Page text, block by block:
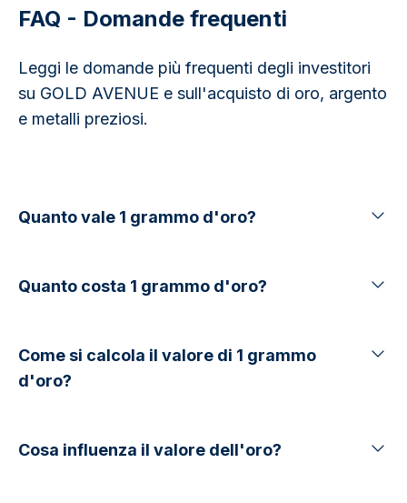
FAQ - Domande frequenti
Leggi le domande più frequenti degli investitori
su GOLD AVENUE e sull'acquisto di oro, argento
e metalli preziosi.
Quanto vale 1 grammo d'oro?
Quanto costa 1 grammo d'oro?
Come si calcola il valore di 1 grammo
d'oro?
Cosa influenza il valore dell'oro?